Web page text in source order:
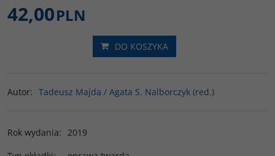
42,00PLN
DO KOSZYKA
Autor: Tadeusz Majda / Agata S. Nalborczyk (red.)
Rok wydania: 2019